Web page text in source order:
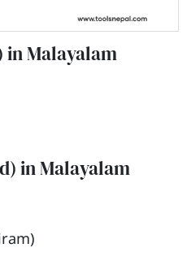
in Malayalam
in Malayalam